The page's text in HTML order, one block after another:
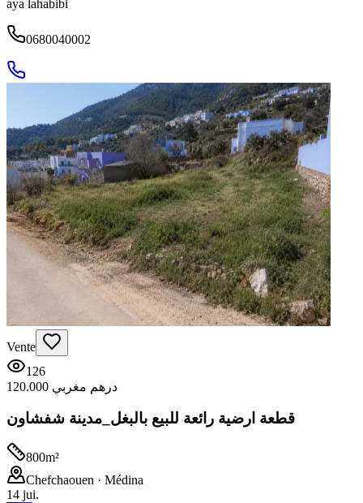
aya lahabibi
0680040002
Vente
126
120.000 درهم مغربي
قطعة ارضية رائعة للبيع بالبغل_مدينة شفشاون
800m²
Chefchaouen · Médina
14 jui.